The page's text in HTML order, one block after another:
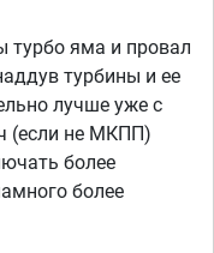
турбо яма и провал
турбины и ее
лучше уже с
(если не МКПП)
более
более